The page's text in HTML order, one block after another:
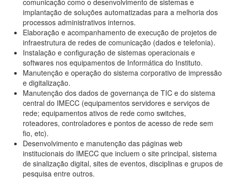
comunicação como o desenvolvimento de sistemas e
implantação de soluções automatizadas para a melhoria dos
processos administrativos internos.
Elaboração e acompanhamento de execução de projetos de
infraestrutura de redes de comunicação (dados e telefonia).
Instalação e configuração de sistemas operacionais e
softwares nos equipamentos de Informática do Instituto.
Manutenção e operação do sistema corporativo de impressão
e digitalização.
Manutenção dos dados de governança de TIC e do sistema
central do IMECC (equipamentos servidores e serviços de
rede; equipamentos ativos de rede como switches,
roteadores, controladores e pontos de acesso de rede sem
fio, etc).
Desenvolvimento e manutenção das páginas web
institucionais do IMECC que incluem o site principal, sistema
de sinalização digital, sites de eventos, disciplinas e grupos de
pesquisa entre outros.